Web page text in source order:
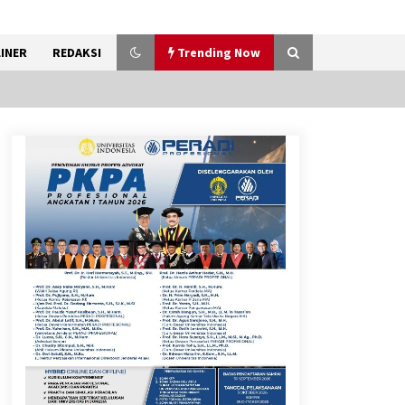
REDAKSI Trending Now
Kemenkum Malut Ikuti ‘Pasti
Ada Solusi’, Menkum Dorong
Transformasi Digital
7 Agustus 2026
Pemanfaatan Limbah Galon
Bekas, Lapas Banjar Tanam
200 Pohon Cabai Dukung
Program Ketahanan Pangan
7 Agustus 2026